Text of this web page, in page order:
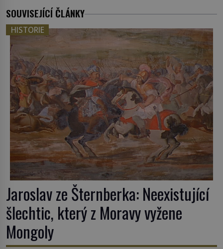
SOUVISEJÍCÍ ČLÁNKY
HISTORIE
Jaroslav ze Šternberka: Neexistující
šlechtic, který z Moravy vyžene
Mongoly